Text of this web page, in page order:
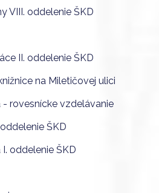
VIII. oddelenie ŠKD
II. oddelenie ŠKD
na Miletičovej ulici
rovesnícke vzdelávanie
ŠKD
oddelenie ŠKD